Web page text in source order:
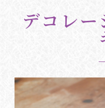
デコレー